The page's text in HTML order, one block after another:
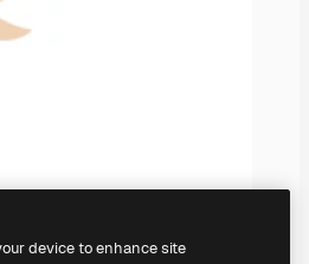
device to enhance site